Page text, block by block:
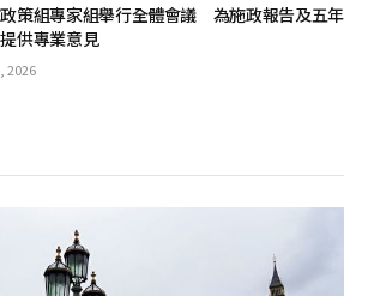
策組專家組舉行全體會議 為施政報告及五年
供專業意見
2026